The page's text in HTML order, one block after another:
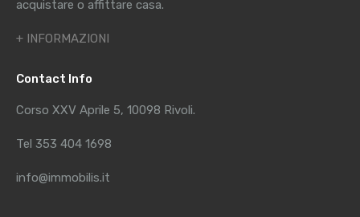
acquistare o affittare casa.
+ INFORMAZIONI
Contact Info
Corso XXV Aprile 5, 10098 Rivoli.
Tel 353 404 1698
info@immobilis.it